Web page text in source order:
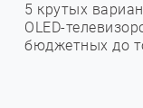
5 крутых
OLED-
бюджетных до